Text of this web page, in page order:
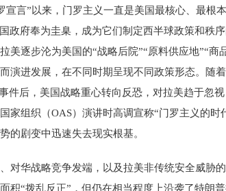
宣言”以来，门罗主义一直是美国最核心、最
政府奉为圭臬，成为它们制定西半球政策和秩
美逐步沦为美国的“战略后院”“原料供应地”“
演进发展，在不同时期呈现不同政策形态。随
件后，美国战略重心转向反恐，对拉美趋于忽
家组织（OAS）演讲时高调宣称“门罗主义的
的剧变中迅速失去现实根基。
对华战略竞争发端，以及拉美非传统安全威胁
积“拨乱反正”，但仍在相当程度上沿袭了特